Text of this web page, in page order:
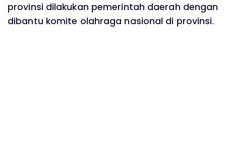
provinsi dilakukan pemerintah daerah dengan
dibantu komite olahraga nasional di provinsi.